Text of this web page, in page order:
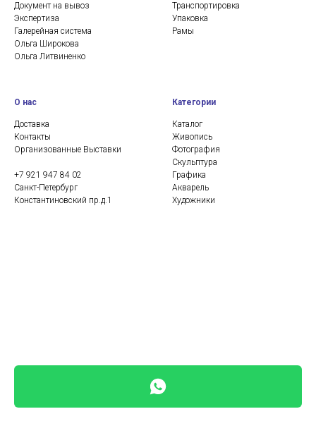
Документ на вывоз
Экспертиза
Галерейная система
Ольга Широкова
Ольга Литвиненко
Транспортировка
Упаковка
Рамы
О нас
Доставка
Контакты
Организованные Выставки
+7 921 947 84 02
Санкт-Петербург
Константиновский пр.д.1
Категории
Каталог
Живопись
Фотография
Скульптура
Графика
Акварель
Художники